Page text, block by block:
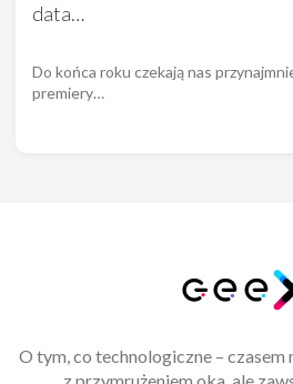
data…
Do końca roku czekają nas
premiery…
O tym, co technologiczne – czasem